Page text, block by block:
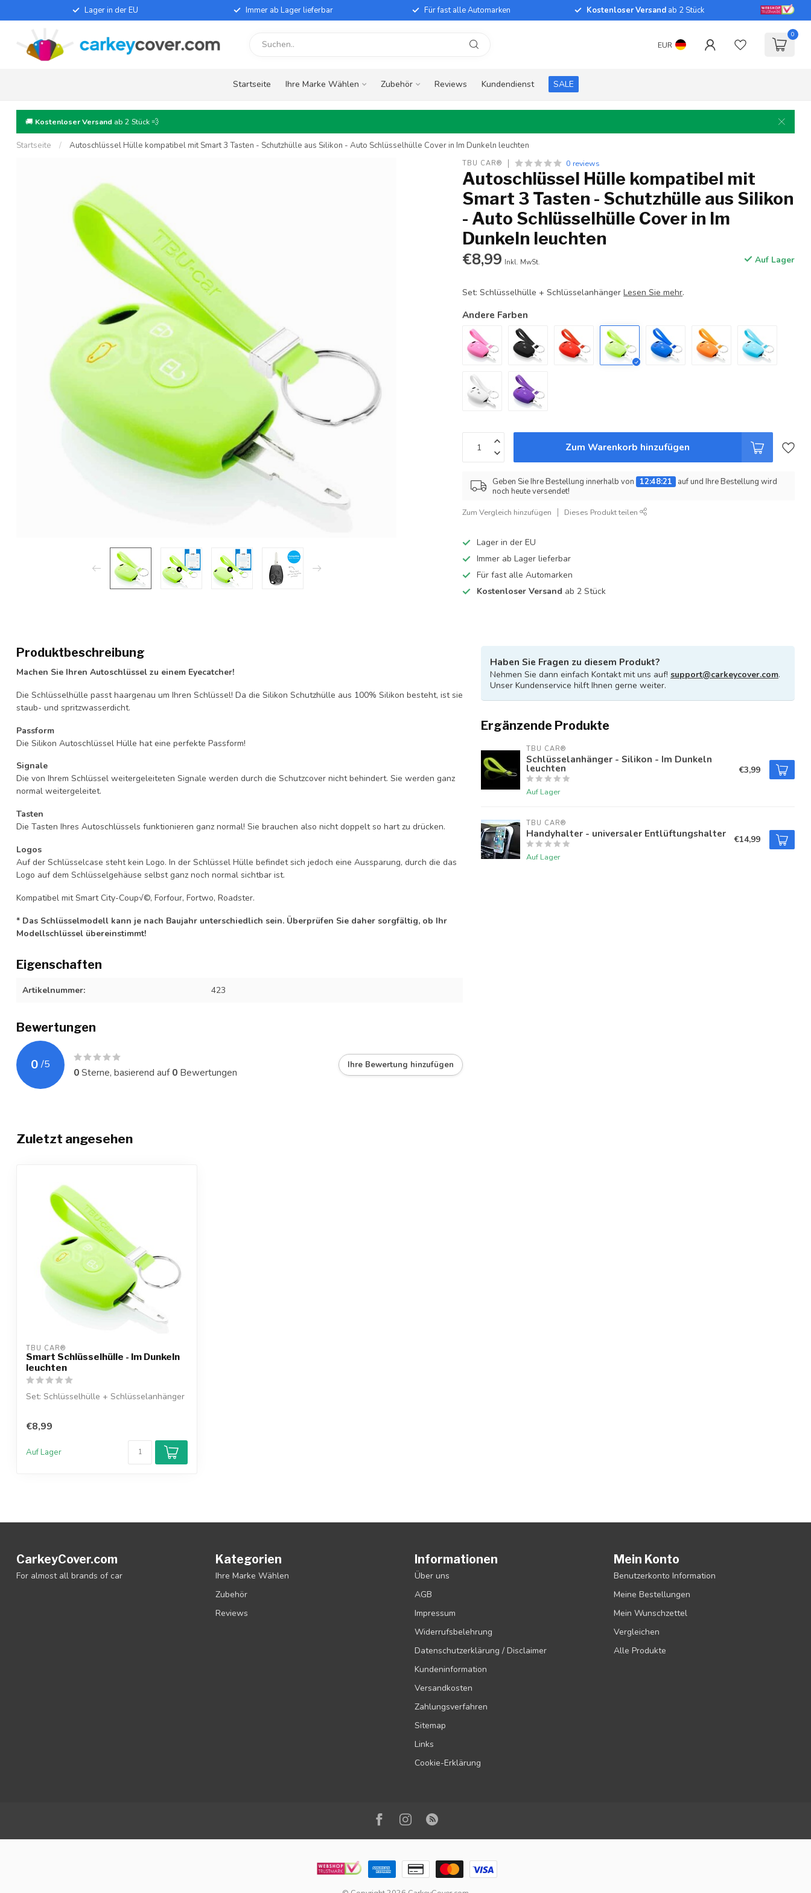
Lager in der EU Immer ab Lager lieferbar Für fast alle Automarken Kostenloser Versand ab 2 Stück
EUR
0
Startseite Ihre Marke Wählen Zubehör Reviews Kundendienst SALE
🚚 Kostenloser Versand ab 2 Stück 💨
Startseite / Autoschlüssel Hülle kompatibel mit Smart 3 Tasten - Schutzhülle aus Silikon - Auto Schlüsselhülle Cover in Im Dunkeln leuchten
TBU CAR® 0 reviews
Autoschlüssel Hülle kompatibel mit
Smart 3 Tasten - Schutzhülle aus Silikon
- Auto Schlüsselhülle Cover in Im
Dunkeln leuchten
€8,99 Inkl. MwSt. Auf Lager
Set: Schlüsselhülle + SchlüsselanhängerLesen Sie mehr.
Andere Farben
Zum Warenkorb hinzufügen
Geben Sie Ihre Bestellung innerhalb von 12:48:20
auf und Ihre Bestellung wird
noch heute versendet!
Zum Vergleich hinzufügen Dieses Produkt teilen
Lager in der EU
Immer ab Lager lieferbar
Für fast alle Automarken
Kostenloser Versand ab 2 Stück
Produktbeschreibung
Machen Sie Ihren Autoschlüssel zu einem Eyecatcher!
Die Schlüsselhülle passt haargenau um Ihren Schlüssel! Da die Silikon Schutzhülle aus 100% Silikon besteht, ist sie
staub- und spritzwasserdicht.
Passform
Die Silikon Autoschlüssel Hülle hat eine perfekte Passform!
Signale
Die von Ihrem Schlüssel weitergeleiteten Signale werden durch die Schutzcover nicht behindert. Sie werden ganz
normal weitergeleitet.
Tasten
Die Tasten Ihres Autoschlüssels funktionieren ganz normal! Sie brauchen also nicht doppelt so hart zu drücken.
Logos
Auf der Schlüsselcase steht kein Logo. In der Schlüssel Hülle befindet sich jedoch eine Aussparung, durch die das
Logo auf dem Schlüsselgehäuse selbst ganz noch normal sichtbar ist.
Kompatibel mit Smart City-Coup√©, Forfour, Fortwo, Roadster.
* Das Schlüsselmodell kann je nach Baujahr unterschiedlich sein. Überprüfen Sie daher sorgfältig, ob Ihr
Modellschlüssel übereinstimmt!
Eigenschaften
Artikelnummer: 423
Bewertungen
0 /5
0Sterne, basierend auf0 Bewertungen
Ihre Bewertung hinzufügen
Haben Sie Fragen zu diesem Produkt?
Nehmen Sie dann einfach Kontakt mit uns auf! support@carkeycover.com.
Unser Kundenservice hilft Ihnen gerne weiter.
Ergänzende Produkte
TBU CAR®
Schlüsselanhänger - Silikon - Im Dunkeln
leuchten
Auf Lager
€3,99
TBU CAR®
Handyhalter - universaler Entlüftungshalter
Auf Lager
€14,99
Zuletzt angesehen
TBU CAR®
Smart Schlüsselhülle - Im Dunkeln
leuchten
Set: Schlüsselhülle + Schlüsselanhänger
€8,99
Auf Lager
CarkeyCover.com
For almost all brands of car
Kategorien
Ihre Marke Wählen
Zubehör
Reviews
Informationen
Über uns
AGB
Impressum
Widerrufsbelehrung
Datenschutzerklärung / Disclaimer
Kundeninformation
Versandkosten
Zahlungsverfahren
Sitemap
Links
Cookie-Erklärung
Mein Konto
Benutzerkonto Information
Meine Bestellungen
Mein Wunschzettel
Vergleichen
Alle Produkte